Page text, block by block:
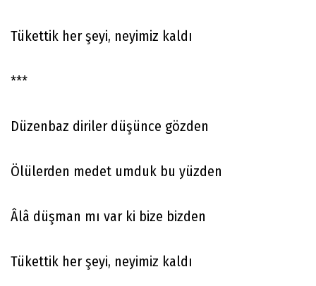
Tükettik her şeyi, neyimiz kaldı
***
Düzenbaz diriler düşünce gözden
Ölülerden medet umduk bu yüzden
Âlâ düşman mı var ki bize bizden
Tükettik her şeyi, neyimiz kaldı